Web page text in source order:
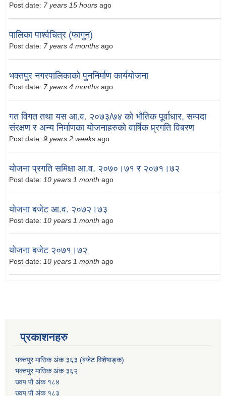
Post date: 7 years 15 hours ago
पालिका पार्श्वचित्र (फागुन)
Post date: 7 years 4 months ago
भक्तपुर नगरपालिकाको पुननिर्माण कार्ययोजना
Post date: 7 years 4 months ago
गत विगत तथा यस आ.व. २०७३/७४ को भौतिक पूूर्वाधार, सम्पदा
संरक्षण र अन्य निर्माणका योजनाहरुको वार्षिक प्र्रगति विबरण
Post date: 9 years 2 weeks ago
योजना प्रगति समिक्षा आ.व. २०७०।७१ र २०७१।७२
Post date: 10 years 1 month ago
योजना बजेट आ.व. २०७२।७३
Post date: 10 years 1 month ago
योजना बजेट २०७१।७२
Post date: 10 years 1 month ago
प्रकाशनहरु
भक्तपुर मासिक अंक ३६३ (बजेट विशेषाङ्क)
भक्तपुर मासिक अंक ३६२
ख्वप पौ अंक १८४
ख्वप पौ अंक १८३